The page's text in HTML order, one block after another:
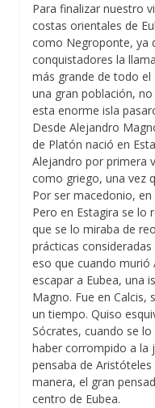
Para finalizar nuestro
costas orientales de
como Negroponte, ya
conquistadores la
más grande de todo
una gran población,
esta enorme isla
Desde Alejandro
de Platón nació en
Alejandro por primera
como griego, una vez
Por ser macedonio,
Pero en Estagira se lo
que se lo miraba de
prácticas
eso que cuando murió
escapar a Eubea, una
Magno. Fue en Calcis,
un tiempo. Quiso
Sócrates, cuando se
haber corrompido a la
pensaba de
manera, el gran
centro de Eubea.